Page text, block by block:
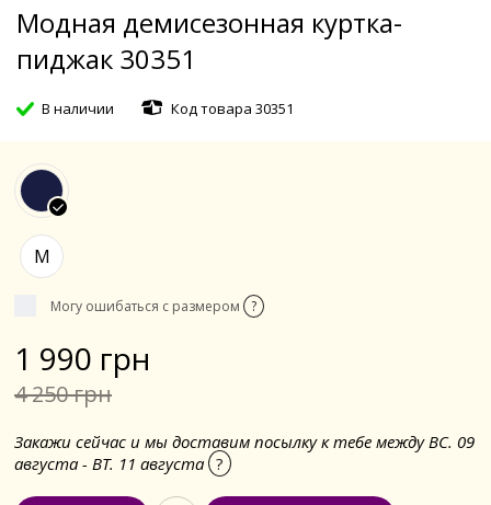
Модная демисезонная куртка-
пиджак 30351
В наличии Код товара 30351
M
Могу ошибаться с размером ?
1 990 грн
4 250 грн
Закажи сейчас и мы доставим посылку к тебе между ВС. 09
августа - ВТ. 11 августа ?